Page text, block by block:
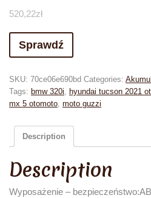
520,22zł
Sprawdź
SKU: 70ce06e690bd Categories:
Tags: bmw 320i, hyundai tucson 2021
mx 5 otomoto, moto guzzi
Description
Description
Wyposażenie –